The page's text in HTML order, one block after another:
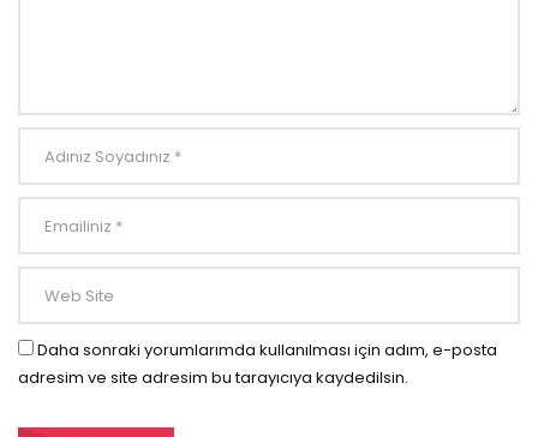
Daha sonraki yorumlarımda kullanılması için adım, e-posta
adresim ve site adresim bu tarayıcıya kaydedilsin.